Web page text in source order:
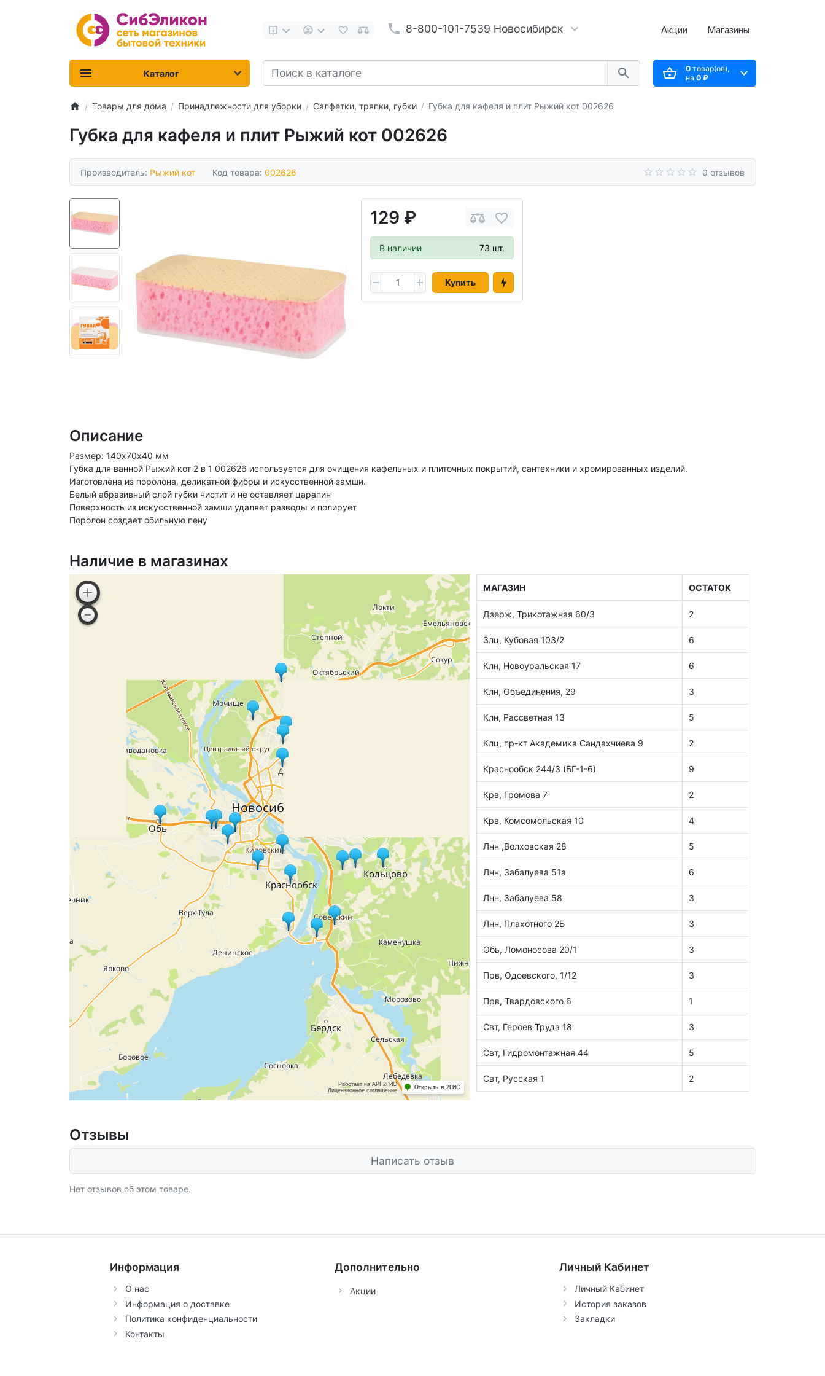
8-800-101-7539 Новосибирск Акции Магазины
0товар(ов),
на 0 ₽
Каталог
Товары для дома Принадлежности для уборки Салфетки, тряпки, губки Губка для кафеля и плит Рыжий кот 002626
Губка для кафеля и плит Рыжий кот 002626
Производитель: Рыжий кот Код товара: 002626 0 отзывов
129 ₽
В наличии 73 шт.
Купить
Описание
Размер: 140х70х40 мм
Губка для ванной Рыжий кот 2 в 1 002626 используется для очищения кафельных и плиточных покрытий, сантехники и хромированных изделий.
Изготовлена из поролона, деликатной фибры и искусственной замши.
Белый абразивный слой губки чистит и не оставляет царапин
Поверхность из искусственной замши удаляет разводы и полирует
Поролон создает обильную пену
Наличие в магазинах
МАГАЗИН ОСТАТОК
Дзерж, Трикотажная 60/3 2
Злц, Кубовая 103/2 6
Клн, Новоуральская 17 6
Клн, Объединения, 29 3
Клн, Рассветная 13 5
Клц, пр-кт Академика Сандахчиева 9 2
Краснообск 244/3 (БГ-1-6) 9
Крв, Громова 7 2
Крв, Комсомольская 10 4
Лнн ,Волховская 28 5
Лнн, Забалуева 51а 6
Лнн, Забалуева 58 3
Лнн, Плахотного 2Б 3
Обь, Ломоносова 20/1 3
Прв, Одоевского, 1/12 3
Прв, Твардовского 6 1
Свт, Героев Труда 18 3
Свт, Гидромонтажная 44 5
Свт, Русская 1 2
Отзывы
Написать отзыв
Нет отзывов об этом товаре.
Информация
О нас
Информация о доставке
Политика конфиденциальности
Контакты
Дополнительно
Акции
Личный Кабинет
Личный Кабинет
История заказов
Закладки